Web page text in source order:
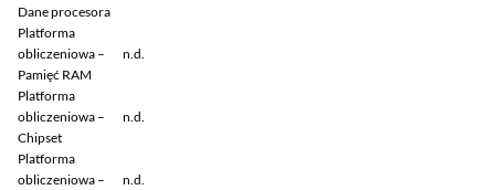
Dane procesora
Platforma
obliczeniowa –
Pamięć RAM
n.d.
Platforma
obliczeniowa –
Chipset
n.d.
Platforma
obliczeniowa –
n.d.